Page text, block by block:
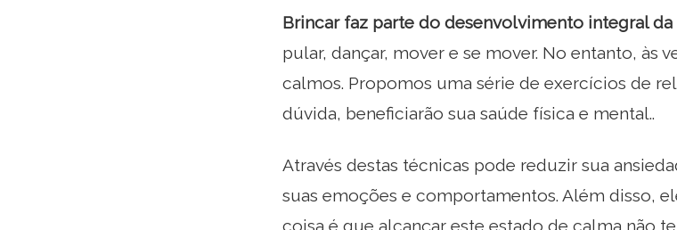
Brincar faz parte do desenvolvimento integral da
pular, dançar, mover e se mover. No entanto, às
calmos. Propomos uma série de exercícios de
dúvida, beneficiarão sua saúde física e mental..
Através destas técnicas pode reduzir sua
suas emoções e comportamentos. Além disso,
coisa é que alcançar este estado de calma não